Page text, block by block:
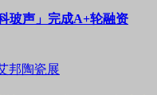
玻声」完成A+轮融资
邦陶瓷展